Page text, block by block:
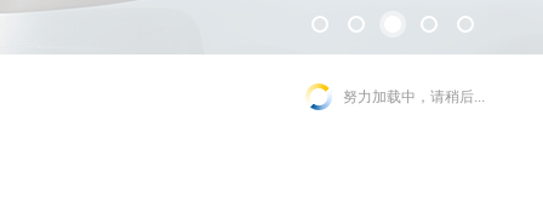
努力加载中，请稍后...